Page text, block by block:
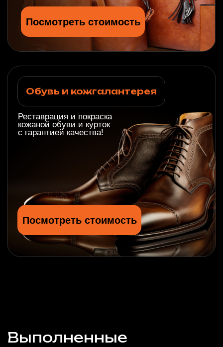
исправить ситуацию, но
безрезультатно. А, LeTech
справились и выглядит сумка лучше,
чем новая! Ювелирная работа! Всем
мастерам, менеджерам, всему
процветания фирме! Рекомендую, как
лучшую фирму по работе с кожаными
изделиями!
Реставрировал переднее сиденье на
BMW E 61. Хочу выразить огромную
благодарность коллективу LeTech за
качественную профессиональную
работу и очень внимательное
отношение к клиентам. В процессе
работы возникли некие трудности
(перестали работать подогревы) но
специалисты все нашли и
отремонтировали. Всем рекомендую